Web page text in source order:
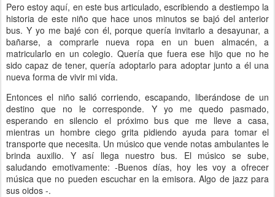
Pero estoy aquí, en este bus articulado, escribiendo a destiempo la
historia de este niño que hace unos minutos se bajó del anterior
bus. Y yo me bajé con él, porque quería invitarlo a desayunar, a
bañarse, a comprarle nueva ropa en un buen almacén, a
matricularlo en un colegio. Quería que fuera ese hijo que no he
sido capaz de tener, quería adoptarlo para adoptar junto a él una
nueva forma de vivir mi vida.
Entonces el niño salió corriendo, escapando, liberándose de un
destino que no le corresponde. Y yo me quedo pasmado,
esperando en silencio el próximo bus que me lleve a casa,
mientras un hombre ciego grita pidiendo ayuda para tomar el
transporte que necesita. Un músico que vende notas ambulantes le
brinda auxilio. Y así llega nuestro bus. El músico se sube,
saludando emotivamente: -Buenos días, hoy les voy a ofrecer
música que no pueden escuchar en la emisora. Algo de jazz para
sus oidos -.